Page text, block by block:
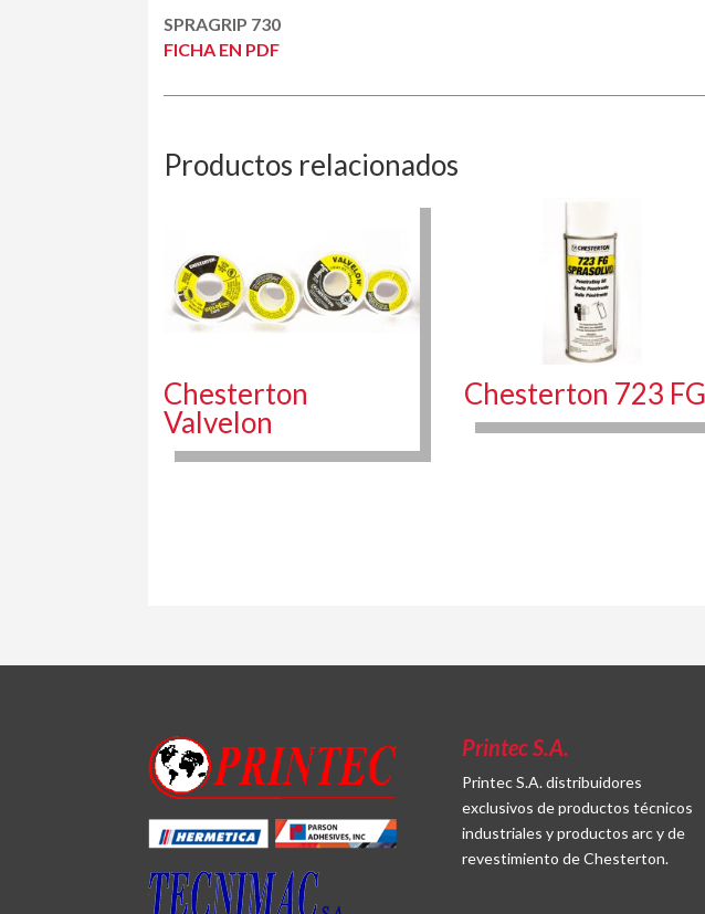
SPRAGRIP 730
FICHA EN PDF
Productos relacionados
Chesterton
Valvelon
Chesterton 723 FG
Printec S.A.
Printec S.A. distribuidores
exclusivos de productos técnicos
industriales y productos arc y de
revestimiento de Chesterton.